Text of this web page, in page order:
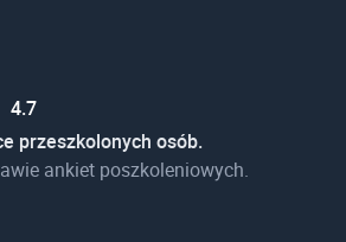
4.7
przeszkolonych osób.
ankiet poszkoleniowych.